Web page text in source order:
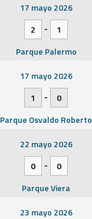
17 mayo 2026
2
-
1
Parque Palermo
17 mayo 2026
1
-
0
Parque Osvaldo Roberto
22 mayo 2026
0
-
0
Parque Viera
23 mayo 2026